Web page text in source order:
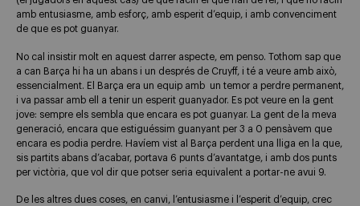
amb entusiasme, amb esforç, amb esperit d’equip, i amb convenciment
de que es pot guanyar.
No cal insistir molt en aquest darrer aspecte, em penso. Tothom sap que
a can Barça hi ha un abans i un després de Cruyff, i té a veure amb això,
essencialment. El Barça era un equip amb un temor a perdre permanent,
i va passar amb ell a tenir un esperit guanyador. Es pot veure en la gent
jove: sempre els sembla que encara es pot guanyar. La gent de la meva
generació, encara que estiguéssim guanyant per 3 a 0 pensàvem que
encara es podia perdre. Havíem vist al Barça perdent una lliga en la que,
sis partits abans d’acabar, portava 6 punts d’avantatge, i amb dos punts
per victòria, que vol dir que potser seria equivalent a portar-ne avui 9.
De les altres dues coses, en canvi, l’entusiasme i l’esperit d’equip, crec